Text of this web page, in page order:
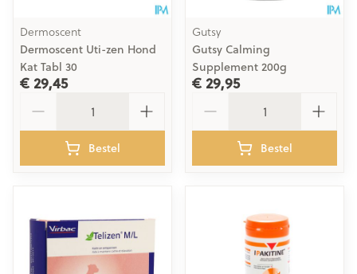
Dermoscent
Dermoscent Uti-zen Hond
Kat Tabl 30
€ 29,45
Bestel
Gutsy
Gutsy Calming
Supplement 200g
€ 29,95
Bestel